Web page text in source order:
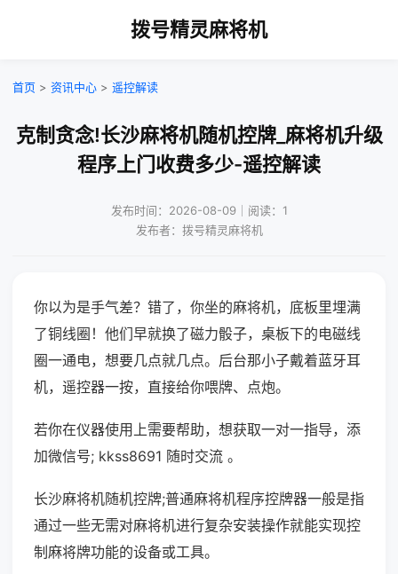
拨号精灵麻将机
首页 > 资讯中心 > 遥控解读
克制贪念!长沙麻将机随机控牌_麻将机升级
程序上门收费多少-遥控解读
发布时间：2026-08-09｜阅读：1
发布者：拨号精灵麻将机
你以为是手气差？错了，你坐的麻将机，底板里埋满
了铜线圈！他们早就换了磁力骰子，桌板下的电磁线
圈一通电，想要几点就几点。后台那小子戴着蓝牙耳
机，遥控器一按，直接给你喂牌、点炮。
若你在仪器使用上需要帮助，想获取一对一指导，添
加微信号; kkss8691 随时交流 。
长沙麻将机随机控牌;普通麻将机程序控牌器一般是指
通过一些无需对麻将机进行复杂安装操作就能实现控
制麻将牌功能的设备或工具。